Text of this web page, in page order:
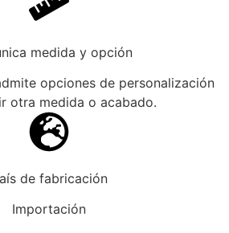
medida y opción
opciones de personalización
otra medida o acabado.
de fabricación
Importación